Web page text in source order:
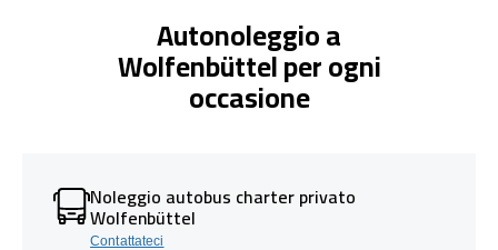
Autonoleggio a
Wolfenbüttel per ogni
occasione
Noleggio autobus charter privato
Wolfenbüttel
Contattateci